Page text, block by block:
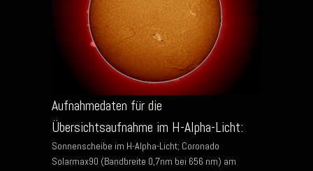
Aufnahmedaten für die
Übersichtsaufnahme im H-Alpha-Licht:
Sonnenscheibe im H-Alpha-Licht; Coronado
Solarmax90 (Bandbreite 0,7nm bei 656 nm) am